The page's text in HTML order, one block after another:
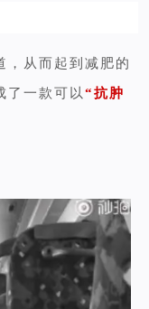
，从而起到减肥的
了一款可以 “抗肿